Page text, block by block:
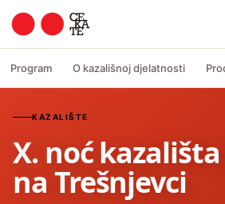
Program O kazališnoj djelatnosti
KAZALIŠTE
X. noć
na Trešnjevci